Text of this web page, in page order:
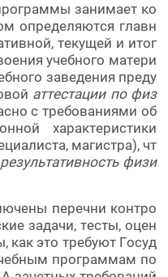
занимает ко
определяются главн
текущей и итог
учебного матери
заведения преду
аттестации по физ
с требованиями об
характеристики
магистра), чт
результативность физи
перечни контро
задачи, тесты, оцен
это требуют Госуд
программам по